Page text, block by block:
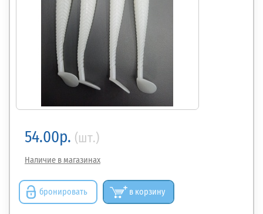
54.00р. (шт.)
Наличие в магазинах
бронировать в корзину